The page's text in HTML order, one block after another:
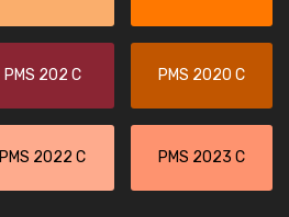
PMS 202 C PMS 2020 C
PMS 2022 C PMS 2023 C